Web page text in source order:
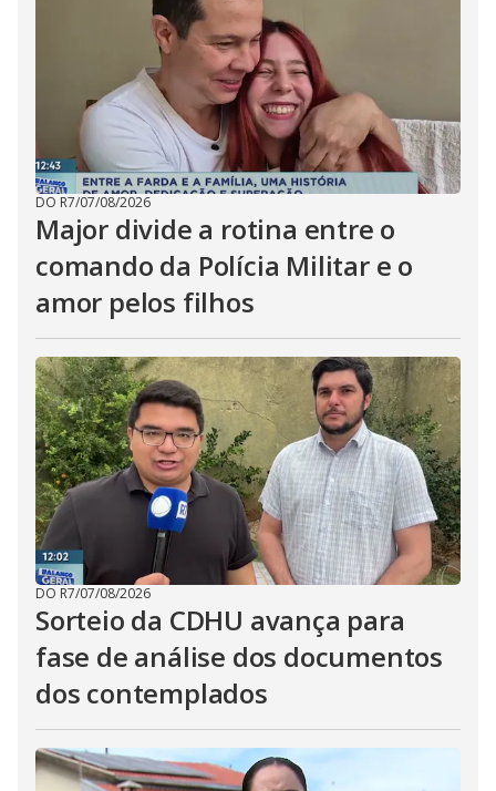
DO R7/07/08/2026
Major divide a rotina entre o
comando da Polícia Militar e o
amor pelos filhos
DO R7/07/08/2026
Sorteio da CDHU avança para
fase de análise dos documentos
dos contemplados